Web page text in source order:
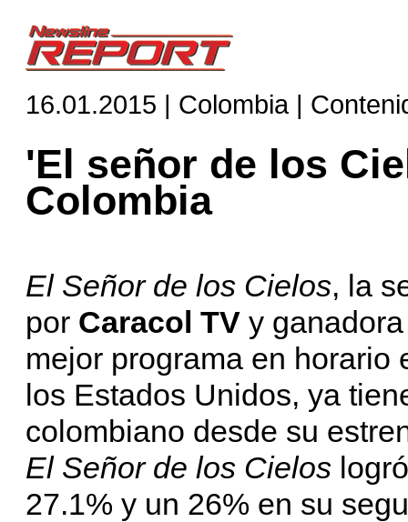
16.01.2015 | Colombia |
'El señor de los
Colombia
El Señor de los Cielos, la
por Caracol TV y
mejor programa en horario
los Estados Unidos, ya
colombiano desde su
El Señor de los Cielos
27.1% y un 26% en su